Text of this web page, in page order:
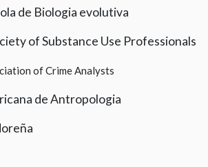
de Biologia evolutiva
of Substance Use Professionals
of Crime Analysts
de Antropologia